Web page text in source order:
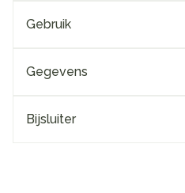
Gebruik
Gegevens
Bijsluiter